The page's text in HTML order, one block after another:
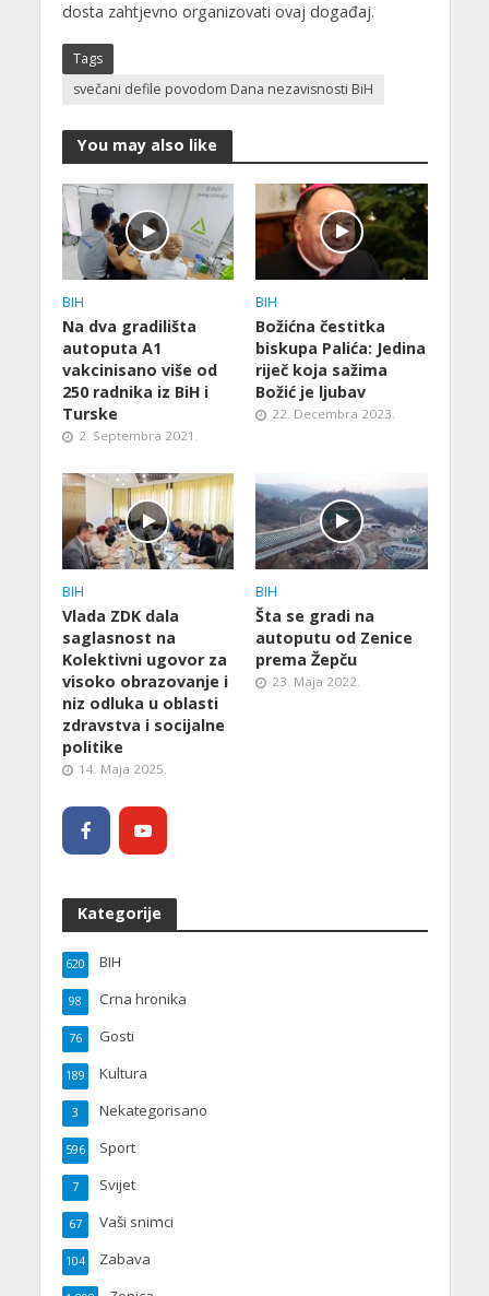
dosta zahtjevno organizovati ovaj događaj.
Tags
svečani defile povodom Dana nezavisnosti BiH
You may also like
BIH
Na dva gradilišta
autoputa A1
vakcinisano više od
250 radnika iz BiH i
Turske
2. Septembra 2021.
BIH
Božićna čestitka
biskupa Palića: Jedina
riječ koja sažima
Božić je ljubav
22. Decembra 2023.
BIH
Vlada ZDK dala
saglasnost na
Kolektivni ugovor za
visoko obrazovanje i
niz odluka u oblasti
zdravstva i socijalne
politike
14. Maja 2025.
BIH
Šta se gradi na
autoputu od Zenice
prema Žepču
23. Maja 2022.
Kategorije
BIH
620
Crna hronika
98
Gosti
76
Kultura
189
Nekategorisano
3
Sport
596
Svijet
7
Vaši snimci
67
Zabava
104